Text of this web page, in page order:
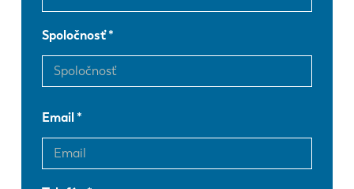
Spoločnosť
Email